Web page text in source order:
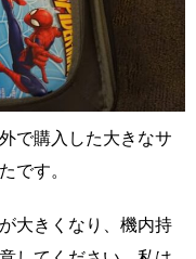
で購入した大きなサ
です。
大きくなり、機内持